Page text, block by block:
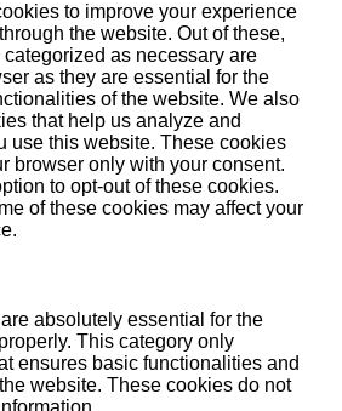
to improve your experience
the website. Out of these,
as necessary are
as they are essential for the
of the website. We also
that help us analyze and
use this website. These cookies
browser only with your consent.
to opt-out of these cookies.
of these cookies may affect your
absolutely essential for the
This category only
ensures basic functionalities and
website. These cookies do not